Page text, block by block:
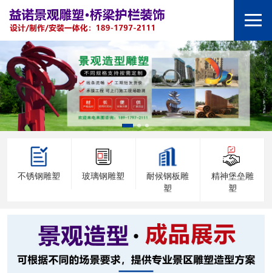
不锈钢雕塑 玻璃钢雕塑
耐候钢板雕
塑
精神堡垒雕
塑